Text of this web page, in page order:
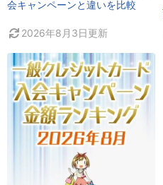
会キャンペーンと違いを比較
2026年8月3日更新